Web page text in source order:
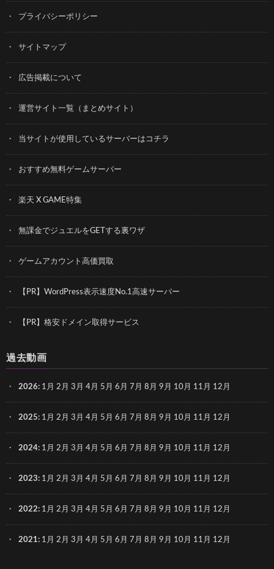
プライバシーポリシー
サイトマップ
広告掲載について
運営サイト一覧（まとめサイト）
当サイトが使用しているサーバーはコチラ
おすすめ無料ゲームサーバー
楽天 X GAME特集
無課金でジュエルをGETする裏ワザ
ゲームアカウント高価買取
【PR】WordPress表示速度No.1高速サーバー
【PR】格安ドメイン取得サービス
過去動画
2026: 1月 2月 3月 4月 5月 6月 7月 8月 9月 10月 11月 12月
2025: 1月 2月 3月 4月 5月 6月 7月 8月 9月 10月 11月 12月
2024: 1月 2月 3月 4月 5月 6月 7月 8月 9月 10月 11月 12月
2023: 1月 2月 3月 4月 5月 6月 7月 8月 9月 10月 11月 12月
2022: 1月 2月 3月 4月 5月 6月 7月 8月 9月 10月 11月 12月
2021: 1月 2月 3月 4月 5月 6月 7月 8月 9月 10月 11月 12月